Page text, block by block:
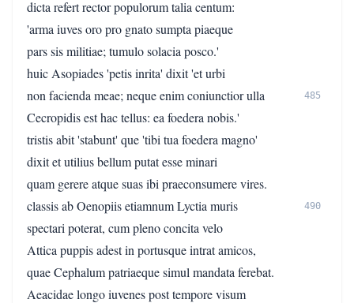
dicta refert rector populorum talia centum:
'arma iuves oro pro gnato sumpta piaeque
pars sis militiae; tumulo solacia posco.'
huic Asopiades 'petis inrita' dixit 'et urbi
non facienda meae; neque enim coniunctior ulla
485
Cecropidis est hac tellus: ea foedera nobis.'
tristis abit 'stabunt' que 'tibi tua foedera magno'
dixit et utilius bellum putat esse minari
quam gerere atque suas ibi praeconsumere vires.
classis ab Oenopiis etiamnum Lyctia muris
490
spectari poterat, cum pleno concita velo
Attica puppis adest in portusque intrat amicos,
quae Cephalum patriaeque simul mandata ferebat.
Aeacidae longo iuvenes post tempore visum